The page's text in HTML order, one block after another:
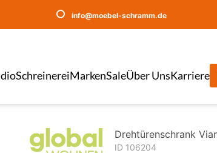
info@moebel-schramm.de
SchreinereiMarkenSaleÜber UnsKarriere
Drehtürenschrank
ID 106204